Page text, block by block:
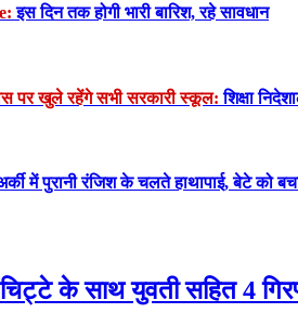
इस दिन तक होगी भारी बारिश, रहे सावधान
पर खुले रहेंगे सभी सरकारी स्कूल: शिक्षा
में पुरानी रंजिश के चलते हाथापाई, बेटे को
चिट्टे के साथ युवती सहित 4